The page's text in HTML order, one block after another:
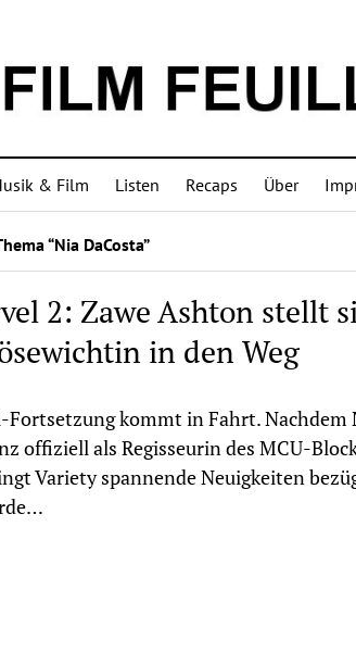
& Film Listen Recaps Über
“Nia DaCosta”
2: Zawe Ashton stellt
in den Weg
Fortsetzung kommt in Fahrt. Nachdem
offiziell als Regisseurin des MCU-
Variety spannende Neuigkeiten